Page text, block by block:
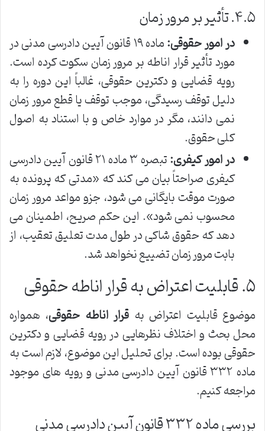
۴.۵. تأثیر بر مرور زمان
در امور حقوقی:
ماده ۱۹ قانون آیین دادرسی مدنی در
مورد تأثیر قرار اناطه بر مرور زمان سکوت کرده است.
رویه قضایی و دکترین حقوقی، غالباً این دوره را به
دلیل توقف رسیدگی، موجب توقف یا قطع مرور زمان
نمی دانند، مگر در موارد خاص و با استناد به اصول
کلی حقوق.
در امور کیفری:
تبصره ۳ ماده ۲۱ قانون آیین دادرسی
کیفری صراحتاً بیان می کند که «مدتی که پرونده به
صورت موقت بایگانی می شود، جزو مواعد مرور زمان
محسوب نمی شود». این حکم صریح، اطمینان می
دهد که حقوق شاکی در طول مدت تعلیق تعقیب، از
بابت مرور زمان تضییع نخواهد شد.
۵. قابلیت اعتراض به قرار اناطه حقوقی
موضوع قابلیت اعتراض به قرار اناطه حقوقی، همواره
محل بحث و اختلاف نظرهایی در رویه قضایی و دکترین
حقوقی بوده است. برای تحلیل این موضوع، لازم است به
ماده ۳۳۲ قانون آیین دادرسی مدنی و رویه های موجود
مراجعه کنیم.
بررسی ماده ۳۳۲ قانون آیین دادرسی مدنی